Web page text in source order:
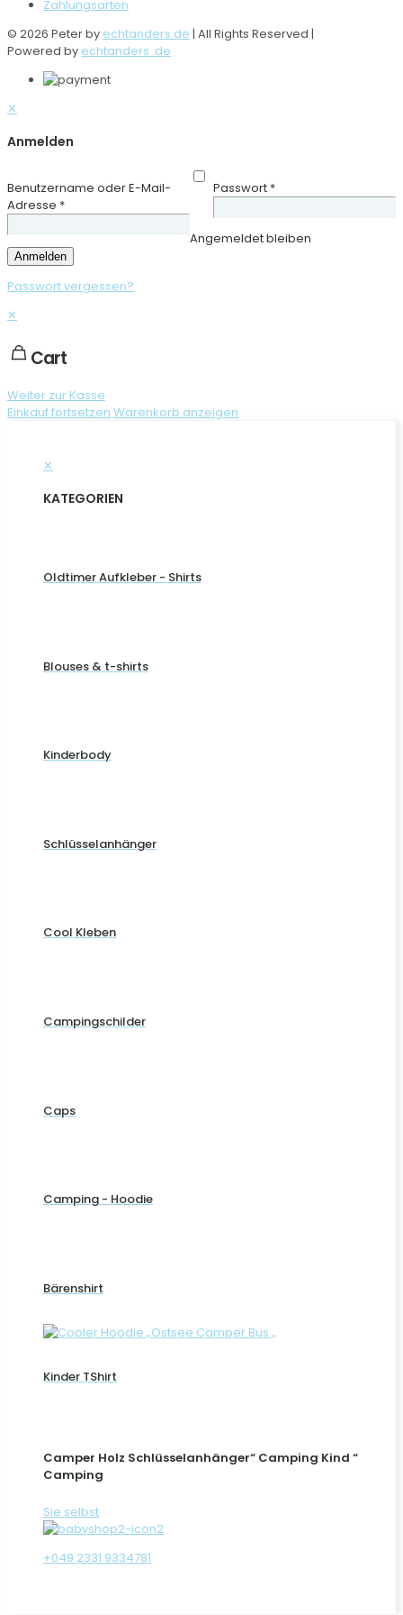
Zahlungsarten
© 2026 Peter by echtanders.de | All Rights Reserved |
Powered by echtanders .de
✕
Anmelden
Benutzername oder E-Mail-
Adresse *
Passwort *
Angemeldet bleiben
Anmelden
Passwort vergessen?
✕
Cart
Weiter zur Kasse
Einkauf fortsetzen Warenkorb anzeigen
✕
KATEGORIEN
Oldtimer Aufkleber - Shirts
Blouses & t-shirts
Kinderbody
Schlüsselanhänger
Cool Kleben
Campingschilder
Caps
Camping - Hoodie
Bärenshirt
Kinder TShirt
Camper Holz Schlüsselanhänger“ Camping Kind “
Camping
Sie selbst
+049 2331 9334781